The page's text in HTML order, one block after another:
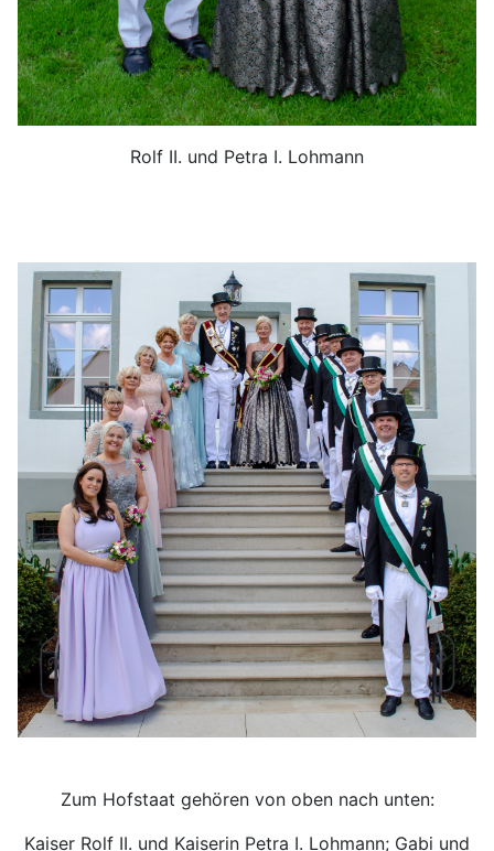
Rolf II. und Petra I. Lohmann
Zum Hofstaat gehören von oben nach unten:
Kaiser Rolf II. und Kaiserin Petra I. Lohmann; Gabi und